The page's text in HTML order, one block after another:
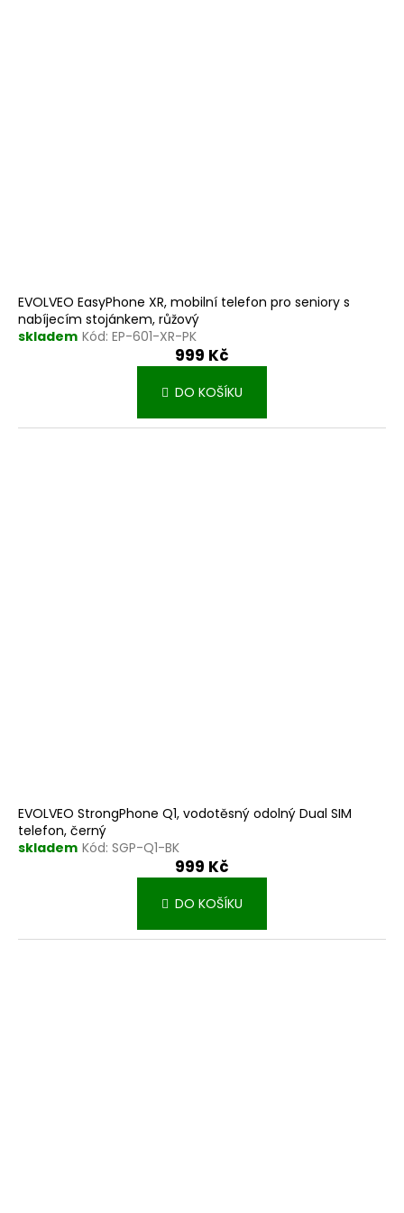
EVOLVEO EasyPhone XR, mobilní telefon pro seniory s
nabíjecím stojánkem, růžový
skladem Kód: EP-601-XR-PK
999 Kč
DO KOŠÍKU
EVOLVEO StrongPhone Q1, vodotěsný odolný Dual SIM
telefon, černý
skladem Kód: SGP-Q1-BK
999 Kč
DO KOŠÍKU